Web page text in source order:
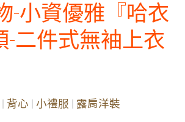
-小資優雅『哈衣
-二件式無袖上衣
背心 小禮服 露肩洋裝